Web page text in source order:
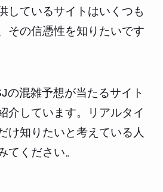
しているサイトはいくつも
その信憑性を知りたいです
の混雑予想が当たるサイト
介しています。リアルタイ
け知りたいと考えている人
てください。